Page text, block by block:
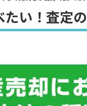
い！査定